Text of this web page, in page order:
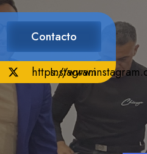
Contacto
https://Instagram